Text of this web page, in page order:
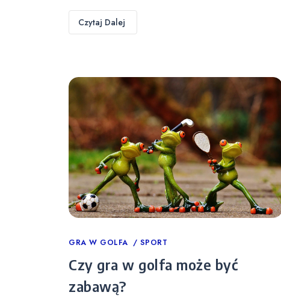
Czytaj Dalej
Categories
GRA W GOLFA SPORT
Czy gra w golfa może być
zabawą?